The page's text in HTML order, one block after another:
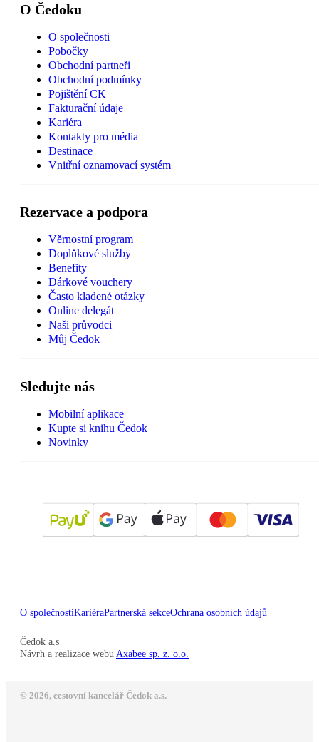
O Čedoku
O společnosti
Pobočky
Obchodní partneři
Obchodní podmínky
Pojištění CK
Fakturační údaje
Kariéra
Kontakty pro média
Destinace
Vnitřní oznamovací systém
Rezervace a podpora
Věrnostní program
Doplňkové služby
Benefity
Dárkové vouchery
Často kladené otázky
Online delegát
Naši průvodci
Můj Čedok
Sledujte nás
Mobilní aplikace
Kupte si knihu Čedok
Novinky
O společnostiKariéraPartnerská sekceOchrana osobních údajů
Čedok a.s
Návrh a realizace webu Axabee sp. z. o.o.
© 2026, cestovní kancelář Čedok a.s.